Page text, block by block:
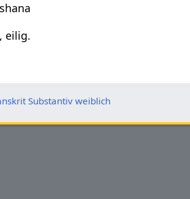
eilig.
Substantiv weiblich